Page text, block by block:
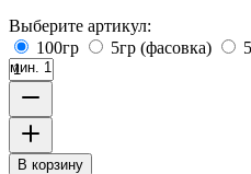
Выберите артикул:
100гр
5гр (фасовка)
мин. 1
В корзину